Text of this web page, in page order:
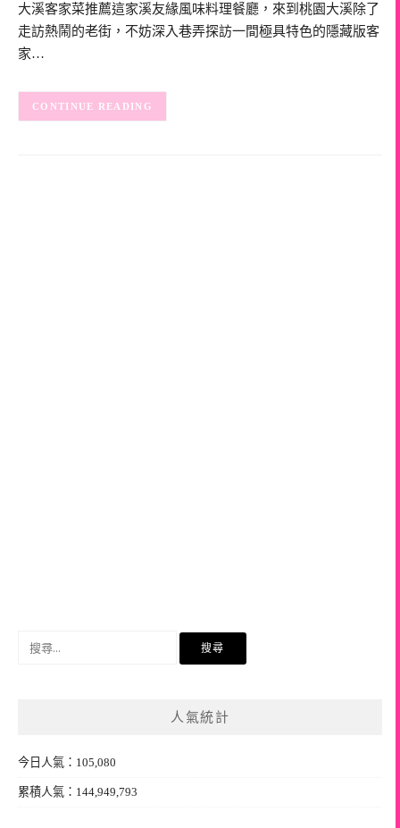
大溪客家菜推薦這家溪友緣風味料理餐廳，來到桃園大溪除了
走訪熱鬧的老街，不妨深入巷弄探訪一間極具特色的隱藏版客
家…
CONTINUE READING
人氣統計
今日人氣：105,080
累積人氣：144,949,793